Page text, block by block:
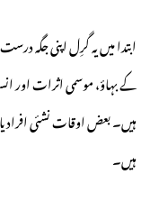
ابتدا میں یہ گرِل اپنی جگہ
کے بہاؤ، موسمی اثرات اور
ہیں۔ بعض اوقات نشئی افراد
ہیں۔